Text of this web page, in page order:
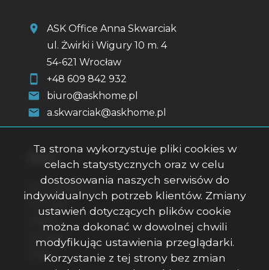
ASK Office Anna Skwarciak
ul. Żwirki i Wigury 10 m. 4
54-621 Wrocław
+48 609 842 932
biuro@askhome.pl
a.skwarciak@askhome.pl
Strona główna
O firmie
Kontakt
Rodo
Ta strona wykorzystuje pliki cookies w
celach statystycznych oraz w celu
dostosowania naszych serwisów do
indywidualnych potrzeb klientów. Zmiany
ustawień dotyczących plików cookie
można dokonać w dowolnej chwili
modyfikując ustawienia przeglądarki.
Korzystanie z tej strony bez zmian